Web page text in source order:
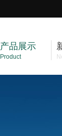
产品展示
Product